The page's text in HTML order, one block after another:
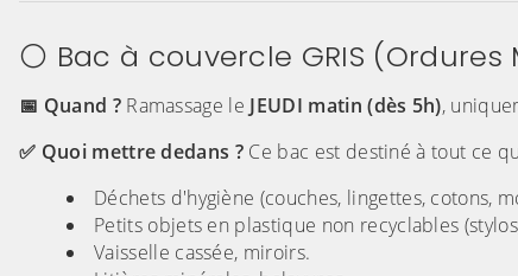
⚪ Bac à couvercle GRIS (Ordures
📅 Quand ?Ramassage le JEUDI matin (dès 5h),
✅ Quoi mettre dedans ? Ce bac est destiné à tout ce
Déchets d'hygiène (couches, lingettes, cotons,
Petits objets en plastique non recyclables
Vaisselle cassée, miroirs.